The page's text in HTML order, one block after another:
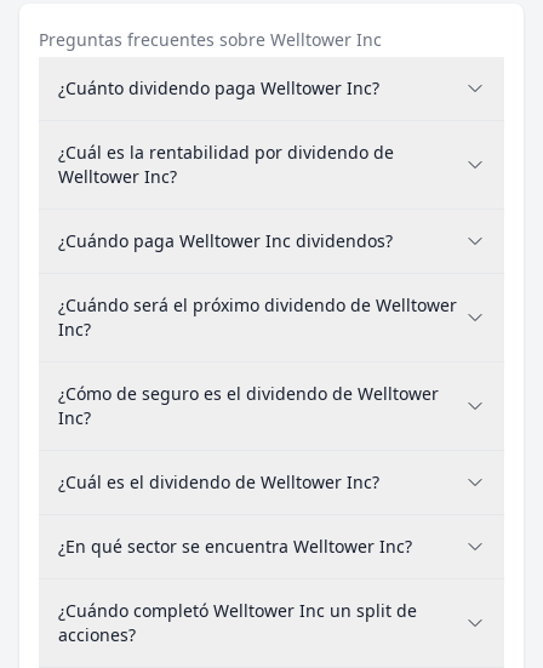
Preguntas frecuentes sobre Welltower Inc
¿Cuánto dividendo paga Welltower Inc?
¿Cuál es la rentabilidad por dividendo de
Welltower Inc?
¿Cuándo paga Welltower Inc dividendos?
¿Cuándo será el próximo dividendo de Welltower
Inc?
¿Cómo de seguro es el dividendo de Welltower
Inc?
¿Cuál es el dividendo de Welltower Inc?
¿En qué sector se encuentra Welltower Inc?
¿Cuándo completó Welltower Inc un split de
acciones?